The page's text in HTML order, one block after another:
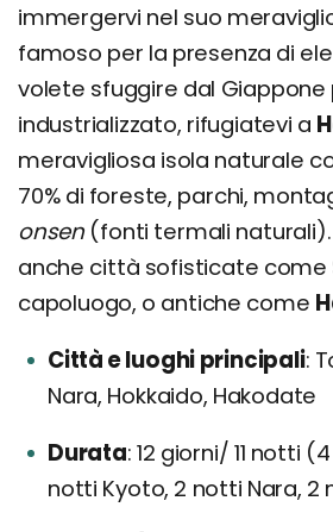
immergervi nel suo
famoso per la presenza di
volete sfuggire dal Giappone
industrializzato, rifugiatevi a
meravigliosa isola naturale
70% di foreste, parchi,
onsen(fonti termali naturali).
anche città sofisticate come
capoluogo, o antiche come
Città e luoghi principali
Nara, Hokkaido, Hakodate
Durata 12 giorni/ 11 notti
notti Kyoto, 2 notti Nara, 2